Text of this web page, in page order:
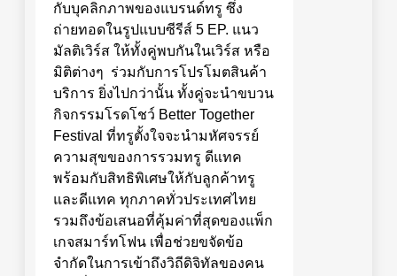
กับบุคลิกภาพของแบรนด์ทรู ซึ่ง
ถ่ายทอดในรูปแบบซีรีส์ 5 EP. แนว
มัลติเวิร์ส ให้ทั้งคู่พบกันในเวิร์ส หรือ
มิติต่างๆ ร่วมกับการโปรโมตสินค้า
บริการ ยิ่งไปกว่านั้น ทั้งคู่จะนำขบวน
กิจกรรมโรดโชว์ Better Together
Festival ที่ทรูตั้งใจจะนำมหัศจรรย์
ความสุขของการรวมทรู ดีแทค
พร้อมกับสิทธิพิเศษให้กับลูกค้าทรู
และดีแทค ทุกภาคทั่วประเทศไทย
รวมถึงข้อเสนอที่คุ้มค่าที่สุดของแพ็ก
เกจสมาร์ทโฟน เพื่อช่วยขจัดข้อ
จำกัดในการเข้าถึงวิถีดิจิทัลของคน